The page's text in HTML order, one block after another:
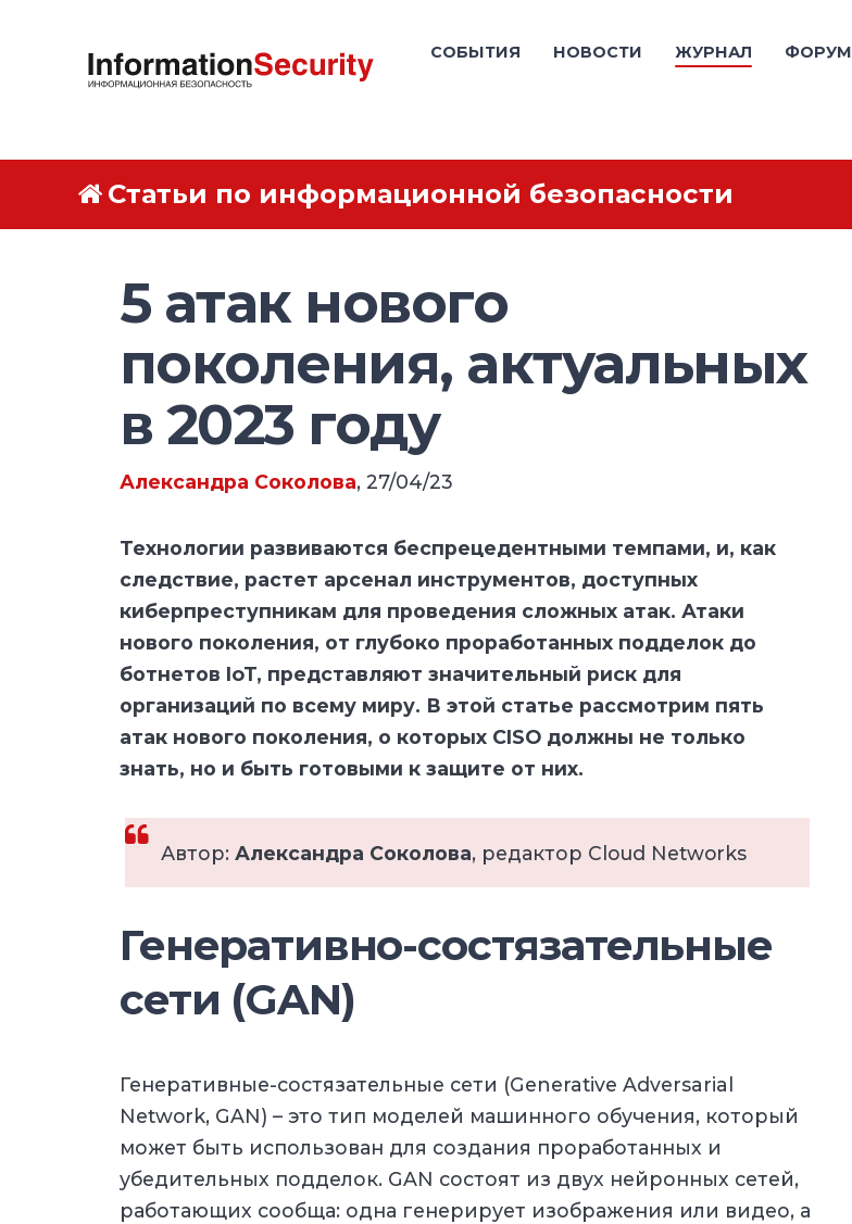
СОБЫТИЯ НОВОСТИ ЖУРНАЛ ФОРУМ
Статьи по информационной безопасности
5 атак нового
поколения, актуальных
в 2023 году
Александра Соколова, 27/04/23
Технологии развиваются беспрецедентными темпами, и, как
следствие, растет арсенал инструментов, доступных
киберпреступникам для проведения сложных атак. Атаки
нового поколения, от глубоко проработанных подделок до
ботнетов IoT, представляют значительный риск для
организаций по всему миру. В этой статье рассмотрим пять
атак нового поколения, о которых CISO должны не только
знать, но и быть готовыми к защите от них.
Автор: Александра Соколова, редактор Cloud Networks
Генеративно-состязательные
сети (GAN)
Генеративные-состязательные сети (Generative Adversarial
Network, GAN) – это тип моделей машинного обучения, который
может быть использован для создания проработанных и
убедительных подделок. GAN состоят из двух нейронных сетей,
работающих сообща: одна генерирует изображения или видео, а